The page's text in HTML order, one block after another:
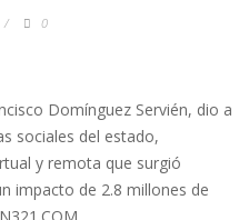
/ 0
Domínguez Servién, dio a
sociales del estado,
y remota que surgió
impacto de 2.8 millones de